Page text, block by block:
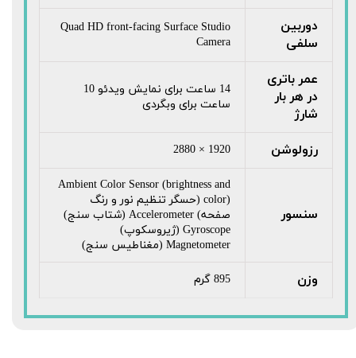
دوربین
سلفی
Quad HD front-facing Surface Studio
Camera
عمر باتری
در هر بار
شارژ
14 ساعت برای نمایش ویدئو 10
ساعت برای وبگردی
رزولوشن 1920 × 2880
سنسور
Ambient Color Sensor (brightness and
color) (حسگر تنظیم نور و رنگ
صفحه) Accelerometer (شتاب سنج)
Gyroscope (ژیروسکوپ)
Magnetometer (مغناطیس سنج)
وزن 895 گرم